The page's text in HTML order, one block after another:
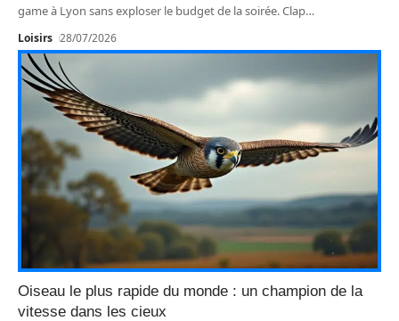
game à Lyon sans exploser le budget de la soirée. Clap…
Loisirs 28/07/2026
Oiseau le plus rapide du monde : un champion de la
vitesse dans les cieux